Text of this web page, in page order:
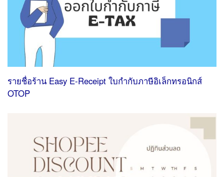
รายชื่อร้าน Easy E-Receipt ใบกํากับภาษีอิเล็กทรอนิกส์
OTOP